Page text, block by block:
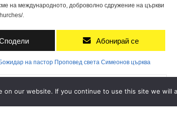
на международното, доброволно сдружение на църкви
.
Абонирай се
Божидар на пастор Проповед света Симеонов църква
our website. If you continue to use this site we will